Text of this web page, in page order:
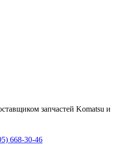
запчастей Komatsu и
668-30-46